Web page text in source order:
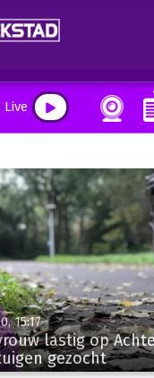
15:17
lastig op
gezocht